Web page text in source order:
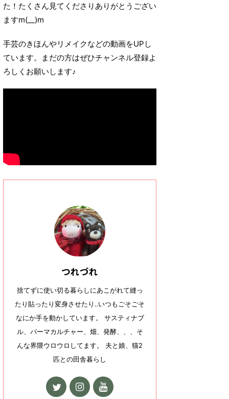
た！たくさん見てくださりありがとうござい
ますm(__)m
手芸のきほんやリメイクなどの動画をUPし
ています。まだの方はぜひチャンネル登録よ
ろしくお願いします♪
つれづれ
捨てずに使い切る暮らしにあこがれて縫っ
たり貼ったり変身させたり‥いつもごそごそ
なにか手を動かしています。 サスティナブ
ル、パーマカルチャー、畑、発酵、、、そ
んな界隈ウロウロしてます。 夫と娘、猫2
匹との田舎暮らし